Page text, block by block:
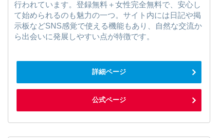
行われています。登録無料＋女性完全無料で、安心し
て始められるのも魅力の一つ。サイト内には日記や掲
示板などSNS感覚で使える機能もあり、自然な交流か
ら出会いに発展しやすい点が特徴です。
詳細ページ
公式ページ